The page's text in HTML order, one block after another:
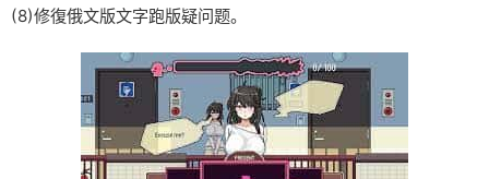
(8)修復俄文版文字跑版疑问题。